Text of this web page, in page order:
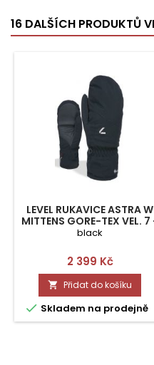
16 DALŠÍCH PRODUKTŮ
LEVEL RUKAVICE ASTRA W
MITTENS GORE-TEX VEL. 7
S
black
Cena
2 399 Kč
 Přidat do košíku
 Skladem na prodejně